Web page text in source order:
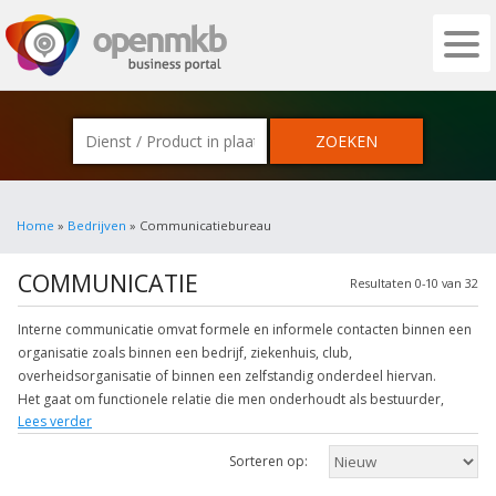
OPENMKB - DE ZAKELIJKE PORTAL
Home » Bedrijven » Communicatiebureau
Resultaten 0-10 van 32
COMMUNICATIE
Interne communicatie omvat formele en informele contacten binnen een
organisatie zoals binnen een bedrijf, ziekenhuis, club,
overheidsorganisatie of binnen een zelfstandig onderdeel hiervan.
Het gaat om functionele relatie die men onderhoudt als bestuurder,
eigenaar, lid of bijvoorbeeld als medewerker ten opzichte van een ander
Lees verder
Sorteren op: